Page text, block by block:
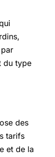
du type
des
tarifs
et de la